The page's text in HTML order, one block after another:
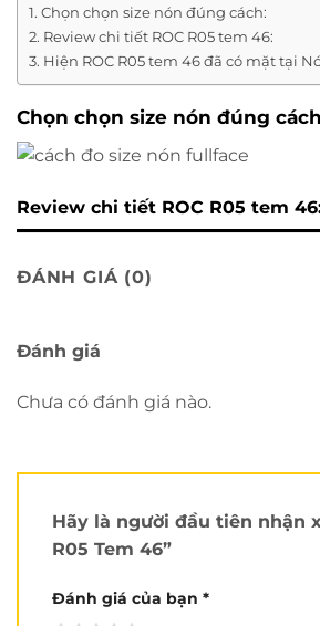
Chọn chọn size nón đúng cách:
Review chi tiết ROC R05 tem 46:
Hiện ROC R05 tem 46 đã có mặt tại
Chọn chọn size nón đúng
Review chi tiết ROC R05 tem
ĐÁNH GIÁ (0)
Đánh giá
Chưa có đánh giá nào.
Hãy là người đầu tiên nhận
R05 Tem 46”
Đánh giá của bạn *